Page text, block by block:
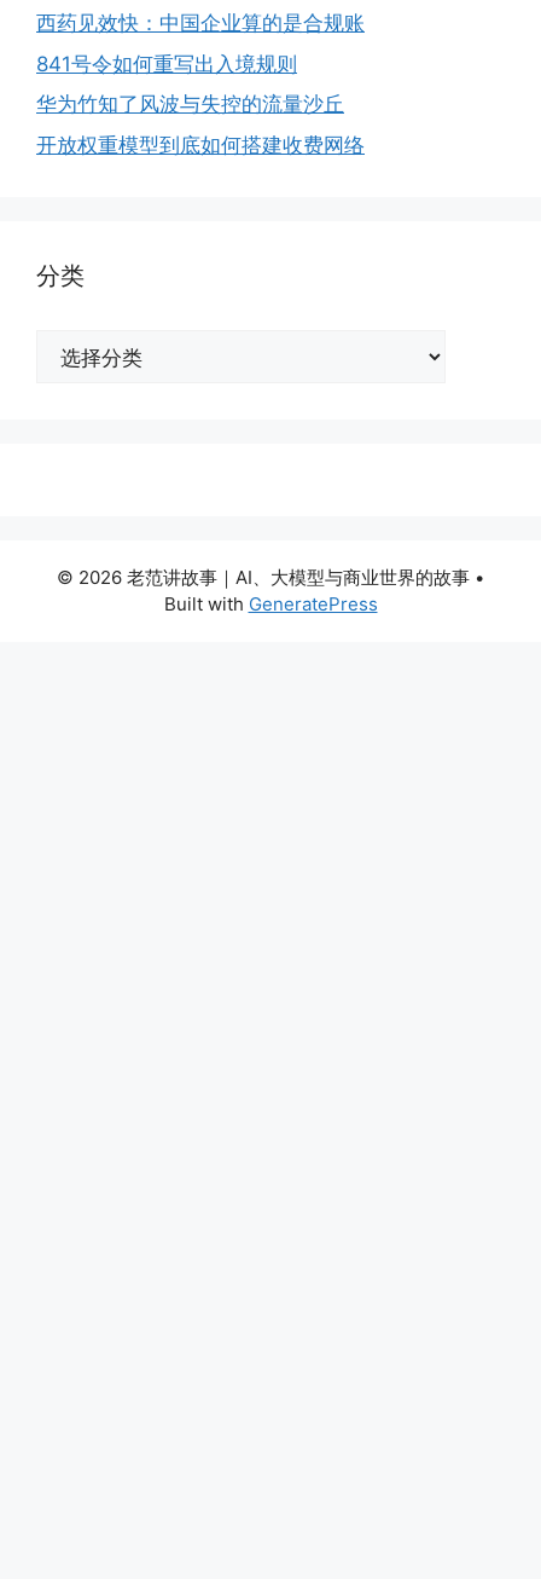
西药见效快：中国企业算的是合规账
841号令如何重写出入境规则
华为竹知了风波与失控的流量沙丘
开放权重模型到底如何搭建收费网络
分类
© 2026 老范讲故事｜AI、大模型与商业世界的故事 •
Built with GeneratePress